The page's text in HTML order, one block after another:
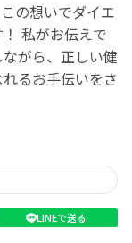
の想いでダイエ
私がお伝えで
がら、正しい健
るお手伝いをさ
LINEで送る